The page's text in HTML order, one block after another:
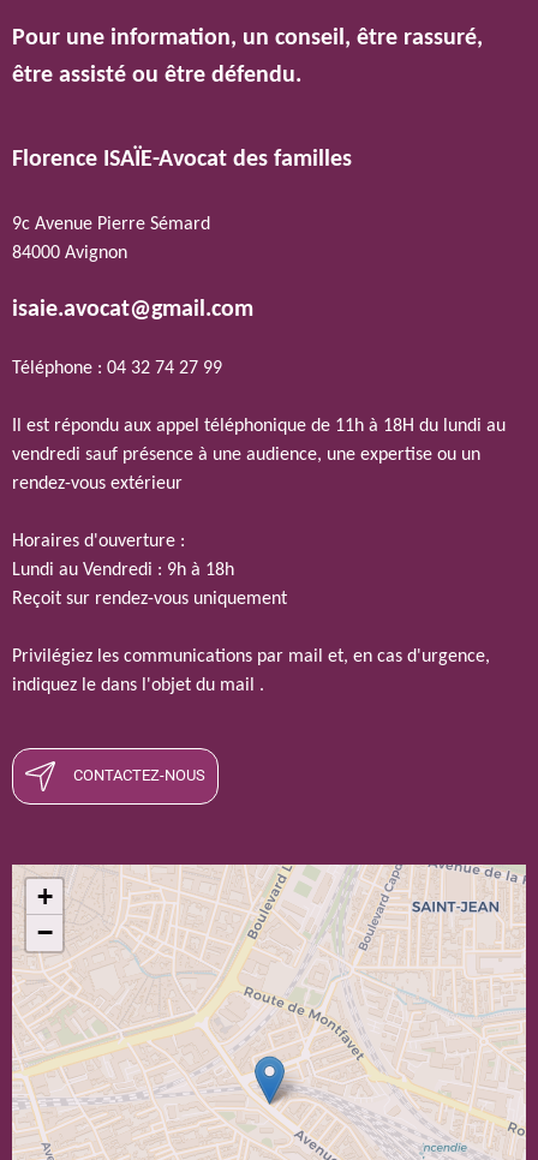
Pour une information, un conseil, être rassuré,
être assisté ou être défendu.
Florence ISAÏE-Avocat des familles
9c Avenue Pierre Sémard
84000 Avignon
isaie.avocat@gmail.com
Téléphone : 04 32 74 27 99
Il est répondu aux appel téléphonique de 11h à 18H du lundi au
vendredi sauf présence à une audience, une expertise ou un
rendez-vous extérieur
Horaires d'ouverture :
Lundi au Vendredi : 9h à 18h
Reçoit sur rendez-vous uniquement
Privilégiez les communications par mail et, en cas d'urgence,
indiquez le dans l'objet du mail .
CONTACTEZ-NOUS
+
−